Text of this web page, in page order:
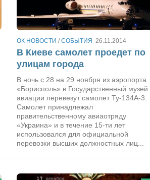
ОК НОВОСТИ /СОБЫТИЯ 26.11.2014
В Киеве самолет проедет по
улицам города
В ночь с 28 на 29 ноября из аэропорта
«Борисполь» в Государственный музей
авиации перевезут самолет Ту-134А-3.
Самолет принадлежал
правительственному авиаотряду
«Украина» и в течение 15-ти лет
использовался для официальной
перевозки высших должностных лиц...